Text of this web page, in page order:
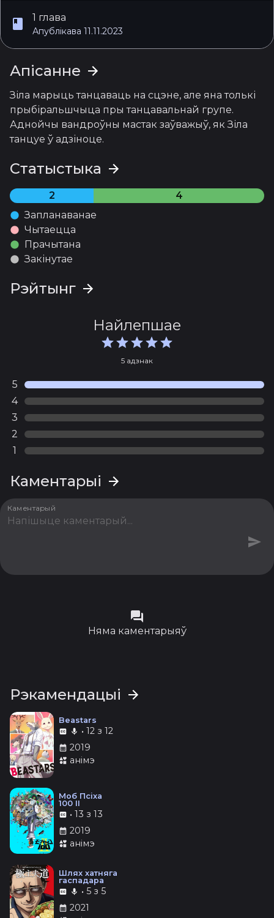
1 глава
Апублікава 11.11.2023
Апісанне
Зіла марыць танцаваць на сцэне, але яна толькі
прыбіральшчыца пры танцавальнай групе.
Аднойчы вандроўны мастак заўважыў, як Зіла
танцуе ў адзіноце.
Статыстыка
2
4
Запланаванае
Чытаецца
Прачытана
Закінутае
Рэйтынг
Найлепшае
5 адзнак
5
4
3
2
1
Каментарыі
Каментарый
Няма каментарыяў
Рэкамендацыі
Beastars
• 12 з 12
2019
анімэ
Моб Псіха
100 II
• 13 з 13
2019
анімэ
Шлях хатняга
гаспадара
• 5 з 5
2021